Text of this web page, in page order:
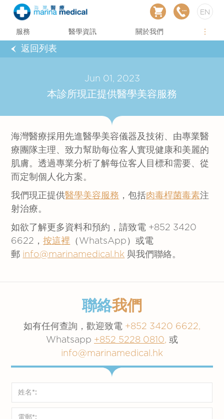
EN
服務 醫學資訊 關於我們
返回列表
Jun 01, 2023
本診所現正提供醫學美容服務
海灣醫療採用先進醫學美容儀器及技術、由專業醫
療團隊主理、致力幫助每位客人實現健康和美麗的
肌膚。透過專業分析了解每位客人目標和需要、從
而定制個人化方案。
我們現正提供醫學美容服務 ，包括肉毒桿菌毒素注
射治療。
如欲了解更多資料和預約，請致電 +852 3420
6622，按這裡 （WhatsApp）或電
郵 info@marinamedical.hk 與我們聯絡。
聯絡我們
如有任何查詢，歡迎致電 +852 3420 6622,
Whatsapp +852 5228 0810, 或
info@marinamedical.hk